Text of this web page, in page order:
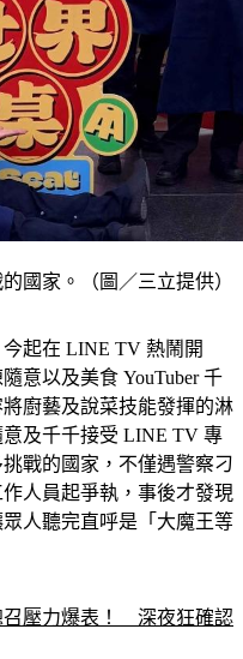
起在 LINE TV 熱鬧開
意以及美食 YouTuber 千
廚藝及說菜技能發揮的淋
及千千接受 LINE TV 專
戰的國家，不僅遇警察刁
人員起爭執，事後才發現
人聽完直呼是「大魔王等